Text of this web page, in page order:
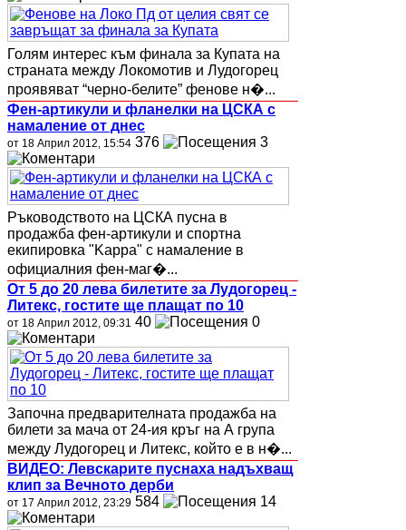
Голям интерес към финала за Купата на
страната между Локомотив и Лудогорец
проявяват “черно-белите” фенове н�...
Фен-артикули и фланелки на ЦСКА с
намаление от днес
от 18 Април 2012, 15:54 376 3
Ръководството на ЦСКА пусна в
продажба фен-артикули и спортна
екипировка "Kappa" с намаление в
официалния фен-маг�...
От 5 до 20 лева билетите за Лудогорец -
Литекс, гостите ще плащат по 10
от 18 Април 2012, 09:31 40 0
Започна предварителната продажба на
билети за мача от 24-ия кръг на А група
между Лудогорец и Литекс, който е в н�...
ВИДЕО: Левскарите пуснаха надъхващ
клип за Вечното дерби
от 17 Април 2012, 23:29 584 14